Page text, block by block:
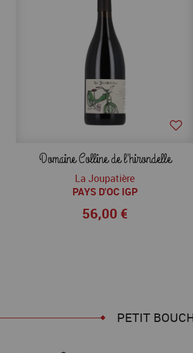
Domaine Colline de l'hirondelle
La Joupatière
PAYS D'OC IGP
56,00 €
PETIT